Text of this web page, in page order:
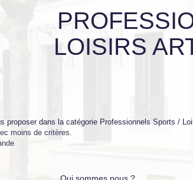
LOISIRS
proposer dans la catégorie Professionnels Sports /
moins de critères.